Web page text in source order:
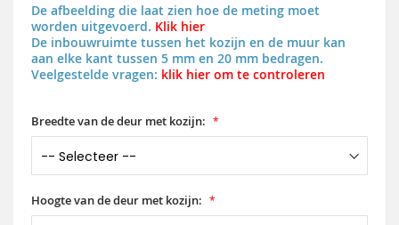
De afbeelding die laat zien hoe de meting moet
worden uitgevoerd. Klik hier
De inbouwruimte tussen het kozijn en de muur kan
aan elke kant tussen 5 mm en 20 mm bedragen.
Veelgestelde vragen: klik hier om te controleren
Breedte van de deur met kozijn:
Hoogte van de deur met kozijn: